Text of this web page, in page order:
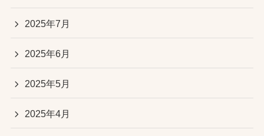
2025年7月
2025年6月
2025年5月
2025年4月